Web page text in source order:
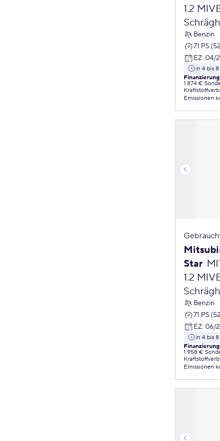
1.2
Benzin
71 PS
EZ: 04/
in 4 bis
1.874 €
Emissionen
Star
1.2
Benzin
71 PS
EZ: 06/
in 4 bis
1.958 €
Emissionen